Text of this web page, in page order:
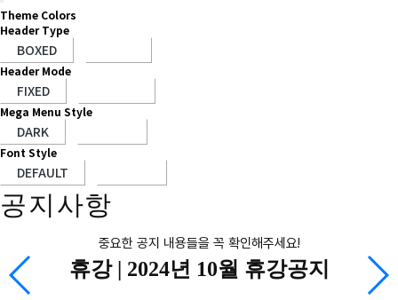
Theme Colors
Header Type
Header Mode
Mega Menu Style
Font Style
공지사항
중요한 공지 내용들을 꼭 확인해주세요!
휴강 | 2024년 10월 휴강공지